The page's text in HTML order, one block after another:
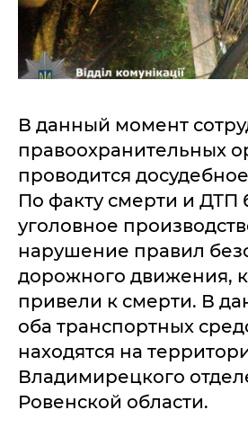
В данный момент
правоохранительных
проводится
По факту смерти и ДТП
уголовное
нарушение правил
дорожного движения,
привели к смерти. В
оба транспортных
находятся на
Владимирецкого
Ровенской области.